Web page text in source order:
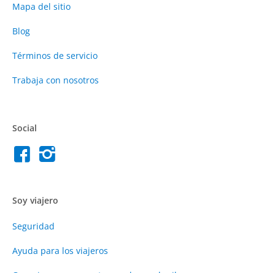
Mapa del sitio
Blog
Términos de servicio
Trabaja con nosotros
Social
Soy viajero
Seguridad
Ayuda para los viajeros